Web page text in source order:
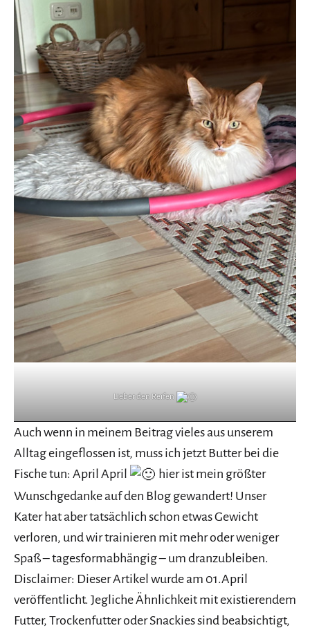
Lieber den Reifen
Auch wenn in meinem Beitrag vieles aus unserem
Alltag eingeflossen ist, muss ich jetzt Butter bei die
Fische tun: April April
hier ist mein größter
Wunschgedanke auf den Blog gewandert! Unser
Kater hat aber tatsächlich schon etwas Gewicht
verloren, und wir trainieren mit mehr oder weniger
Spaß – tagesformabhängig – um dranzubleiben.
Disclaimer: Dieser Artikel wurde am 01.April
veröffentlicht. Jegliche Ähnlichkeit mit existierendem
Futter, Trockenfutter oder Snackies sind beabsichtigt,